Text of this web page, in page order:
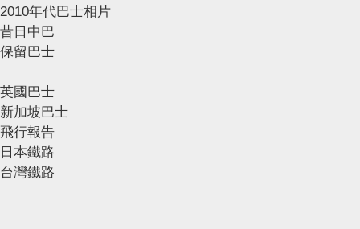
2010年代巴士相片
昔日中巴
保留巴士
英國巴士
新加坡巴士
飛行報告
日本鐵路
台灣鐵路